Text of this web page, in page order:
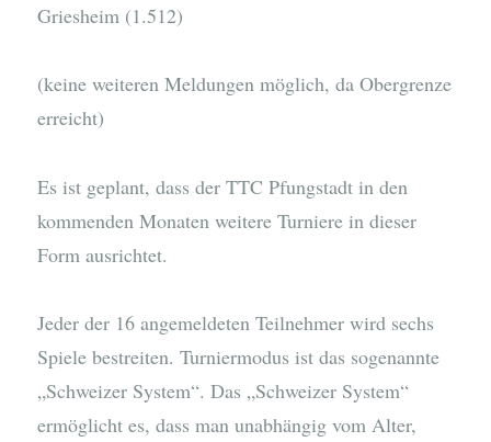
Griesheim (1.512)
(keine weiteren Meldungen möglich, da Obergrenze
erreicht)
Es ist geplant, dass der TTC Pfungstadt in den
kommenden Monaten weitere Turniere in dieser
Form ausrichtet.
Jeder der 16 angemeldeten Teilnehmer wird sechs
Spiele bestreiten. Turniermodus ist das sogenannte
„Schweizer System“. Das „Schweizer System“
ermöglicht es, dass man unabhängig vom Alter,